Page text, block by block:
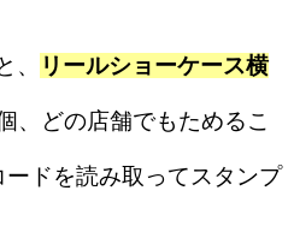
、
リールショーケース横
、どの店舗でもためるこ
ドを読み取ってスタンプ